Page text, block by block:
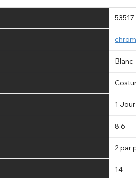
53517
Blanc
1 Jour
8.6
2 par
14